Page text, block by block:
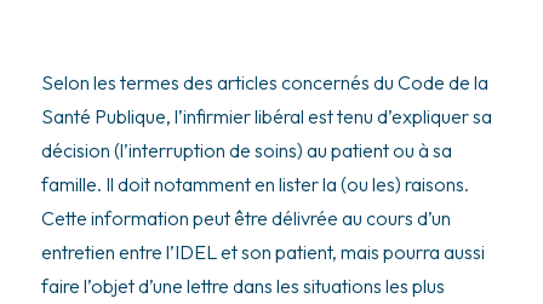
Selon les termes des articles concernés du Code de la
Santé Publique, l’infirmier libéral est tenu d’expliquer sa
décision (l’interruption de soins) au patient ou à sa
famille. Il doit notamment en lister la (ou les) raisons.
Cette information peut être délivrée au cours d’un
entretien entre l’IDEL et son patient, mais pourra aussi
faire l’objet d’une lettre dans les situations les plus